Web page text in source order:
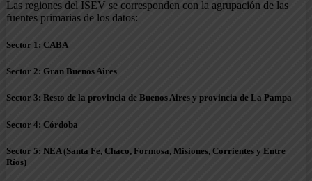
Las regiones del ISEV se corresponden con la agrupación de las
fuentes primarias de los datos:
Sector 1: CABA
Sector 2: Gran Buenos Aires
Sector 3: Resto de la provincia de Buenos Aires y provincia de La Pampa
Sector 4: Córdoba
Sector 5: NEA (Santa Fe, Chaco, Formosa, Misiones, Corrientes y Entre
Ríos)